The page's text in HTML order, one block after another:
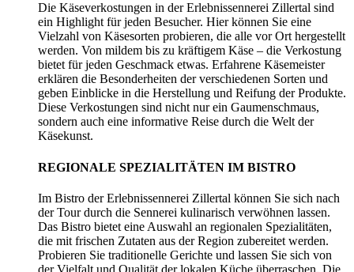
Die Käseverkostungen in der Erlebnissennerei Zillertal sind
ein Highlight für jeden Besucher. Hier können Sie eine
Vielzahl von Käsesorten probieren, die alle vor Ort hergestellt
werden. Von mildem bis zu kräftigem Käse – die Verkostung
bietet für jeden Geschmack etwas. Erfahrene Käsemeister
erklären die Besonderheiten der verschiedenen Sorten und
geben Einblicke in die Herstellung und Reifung der Produkte.
Diese Verkostungen sind nicht nur ein Gaumenschmaus,
sondern auch eine informative Reise durch die Welt der
Käsekunst.
REGIONALE SPEZIALITÄTEN IM BISTRO
Im Bistro der Erlebnissennerei Zillertal können Sie sich nach
der Tour durch die Sennerei kulinarisch verwöhnen lassen.
Das Bistro bietet eine Auswahl an regionalen Spezialitäten,
die mit frischen Zutaten aus der Region zubereitet werden.
Probieren Sie traditionelle Gerichte und lassen Sie sich von
der Vielfalt und Qualität der lokalen Küche überraschen. Die